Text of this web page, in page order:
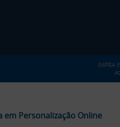
IMPRA
em Personalização Online